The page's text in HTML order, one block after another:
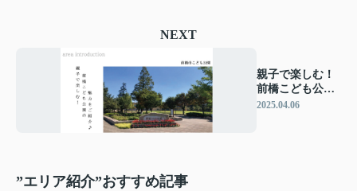
NEXT
親子で楽しむ！
前橋こども公園
のおすすめポイ
2025.04.06
”エリア紹介”おすすめ記事